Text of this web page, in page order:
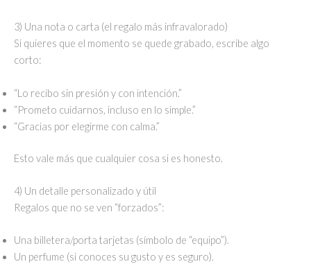
3) Una nota o carta (el regalo más infravalorado)
Si quieres que el momento se quede grabado, escribe algo
corto:
“Lo recibo sin presión y con intención.”
“Prometo cuidarnos, incluso en lo simple.”
“Gracias por elegirme con calma.”
Esto vale más que cualquier cosa si es honesto.
4) Un detalle personalizado y útil
Regalos que no se ven “forzados”:
Una billetera/porta tarjetas (símbolo de “equipo”).
Un perfume (si conoces su gusto y es seguro).